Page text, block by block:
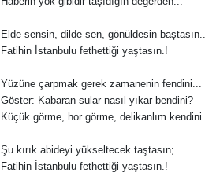
Elde sensin, dilde sen, gönüldesin baştasın...
Fatihin İstanbulu fethettiği yaştasın.!
Yüzüne çarpmak gerek zamanenin fendini...
Göster: Kabaran sular nasıl yıkar bendini?
Küçük görme, hor görme, delikanlım kendini
Şu kırık abideyi yükseltecek taştasın;
Fatihin İstanbulu fethettiği yaştasın.!